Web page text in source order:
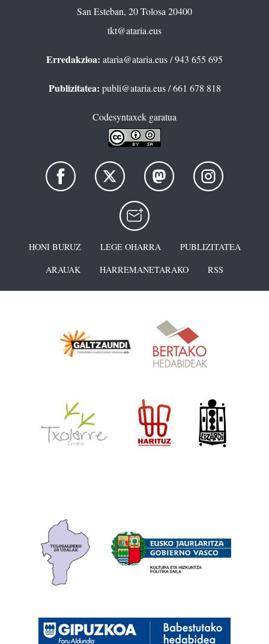
San Esteban, 20 Tolosa 20400
tkt@ataria.eus
Erredakzioa: ataria@ataria.eus/ 943 655 695
Publizitatea: publi@ataria.eus/ 661 678 818
Codesyntaxek garatua
HONI BURUZ LEGE OHARRA
PUBLIZITATEA
ARAUAK
HARREMANETARAKO RSS